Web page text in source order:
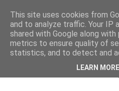
This site uses cookies from
and to analyze traffic. Your IP
shared with Google along
metrics to ensure quality of
statistics, and to detect and
LEARN MORE